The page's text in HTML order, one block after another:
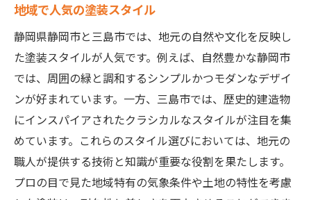
地域で人気の塗装スタイル
静岡県静岡市と三島市では、地元の自然や文化を反映し
た塗装スタイルが人気です。例えば、自然豊かな静岡市
では、周囲の緑と調和するシンプルかつモダンなデザイ
ンが好まれています。一方、三島市では、歴史的建造物
にインスパイアされたクラシカルなスタイルが注目を集
めています。これらのスタイル選びにおいては、地元の
職人が提供する技術と知識が重要な役割を果たします。
プロの目で見た地域特有の気象条件や土地の特性を考慮